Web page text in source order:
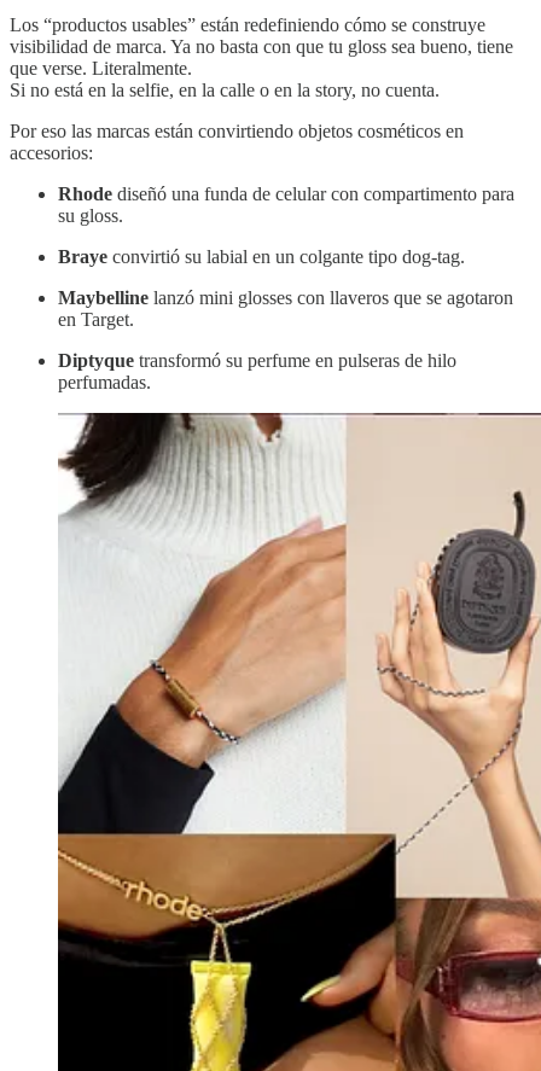
Los “productos usables” están redefiniendo cómo se construye
visibilidad de marca. Ya no basta con que tu gloss sea bueno, tiene
que verse. Literalmente.
Si no está en la selfie, en la calle o en la story, no cuenta.
Por eso las marcas están convirtiendo objetos cosméticos en
accesorios:
Rhode diseñó una funda de celular con compartimento para
su gloss.
Braye convirtió su labial en un colgante tipo dog-tag.
Maybelline lanzó mini glosses con llaveros que se agotaron
en Target.
Diptyque transformó su perfume en pulseras de hilo
perfumadas.